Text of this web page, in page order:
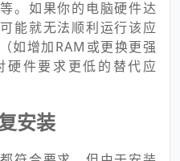
。如果你的电脑硬件达
能就无法顺利运行该应
如增加RAM或更换更强
硬件要求更低的替代应
安装